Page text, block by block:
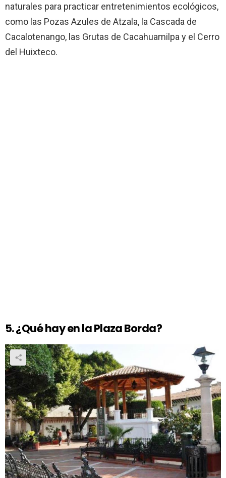
naturales para practicar entretenimientos ecológicos,
como las Pozas Azules de Atzala, la Cascada de
Cacalotenango, las Grutas de Cacahuamilpa y el Cerro
del Huixteco.
5. ¿Qué hay en la Plaza Borda?